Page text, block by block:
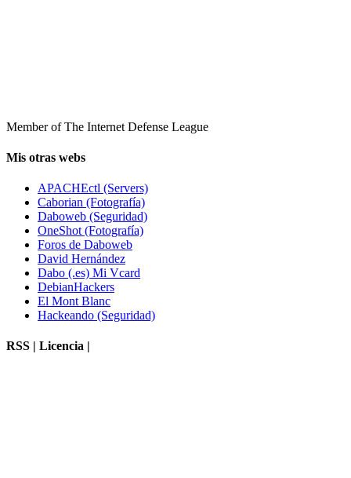
Member of The Internet Defense League
Mis otras webs
APACHEctl (Servers)
Caborian (Fotografía)
Daboweb (Seguridad)
OneShot (Fotografía)
Foros de Daboweb
David Hernández
Dabo (.es) Mi Vcard
DebianHackers
El Mont Blanc
Hackeando (Seguridad)
RSS | Licencia |